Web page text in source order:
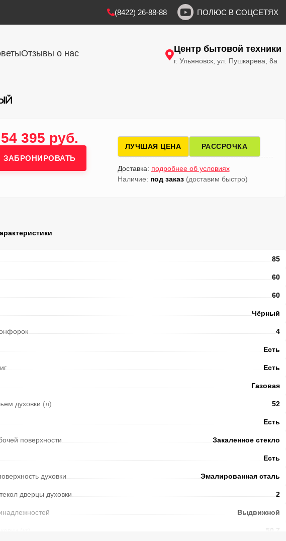
(8422) 26-88-88 ПОЛЮС В СОЦСЕТЯХ
Отзывы о нас Центр бытовой техники
г. Ульяновск, ул. Пушкарева, 8а
54 395 руб.
ЗАБРОНИРОВАТЬ
ЛУЧШАЯ ЦЕНА РАССРОЧКА
Доставка: подробнее об условиях
Наличие: под заказ(доставим быстро)
85
60
60
Чёрный
4
Есть
Есть
Газовая
духовки (л) 52
Есть
поверхности Закаленное стекло
Есть
духовки Эмалированная сталь
дверцы духовки 2
Выдвижной
50,7